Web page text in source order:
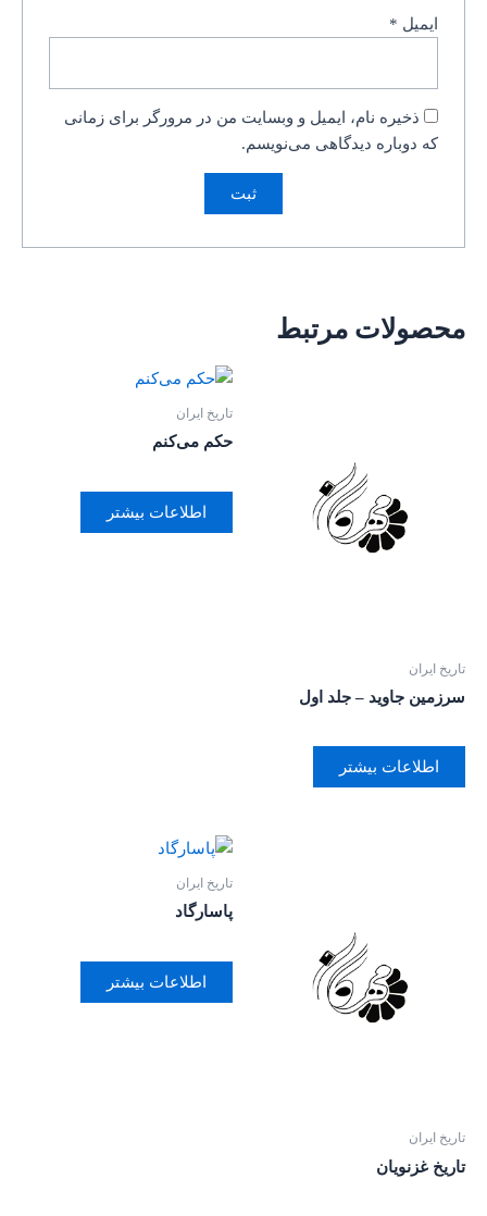
ایمیل *
ذخیره نام، ایمیل و وبسایت من در مرورگر برای زمانی
که دوباره دیدگاهی می‌نویسم.
محصولات مرتبط
تاریخ ایران
سرزمین جاوید – جلد اول
اطلاعات بیشتر
تاریخ ایران
حکم می‌کنم
اطلاعات بیشتر
تاریخ ایران
تاریخ غزنویان
تاریخ ایران
پاسارگاد
اطلاعات بیشتر